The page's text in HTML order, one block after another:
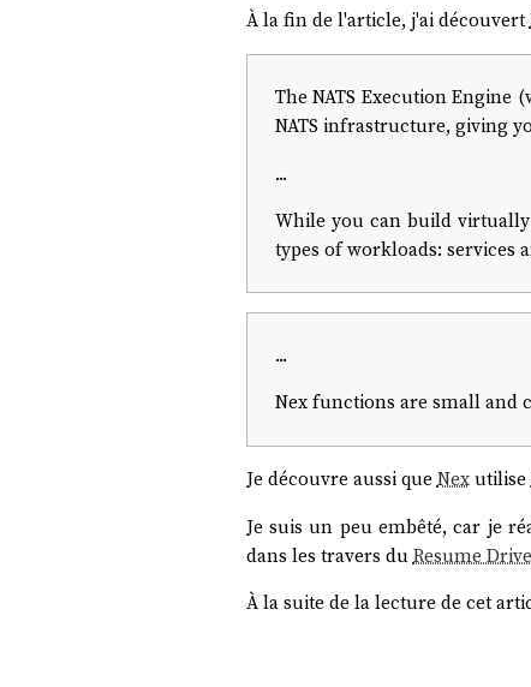
À la fin de l'article, j'ai découvert
The NATS Execution
NATS infrastructure, giving
...
While you can build
types of workloads: services
...
Nex functions are small and
Je découvre aussi que Nexutilise
Je suis un peu embêté, car je
dans les travers du Resume
À la suite de la lecture de cet